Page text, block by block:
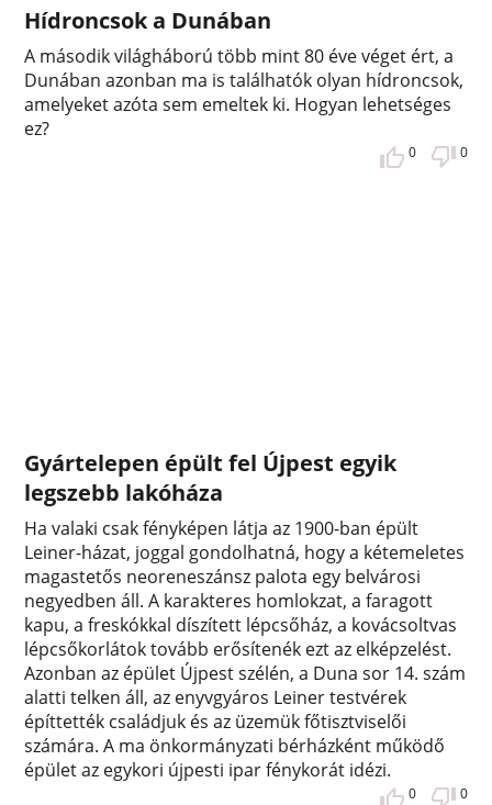
Hídroncsok a Dunában
A második világháború több mint 80 éve véget ért, a
Dunában azonban ma is találhatók olyan hídroncsok,
amelyeket azóta sem emeltek ki. Hogyan lehetséges
ez?
0 0
Gyártelepen épült fel Újpest egyik
legszebb lakóháza
Ha valaki csak fényképen látja az 1900-ban épült
Leiner-házat, joggal gondolhatná, hogy a kétemeletes
magastetős neoreneszánsz palota egy belvárosi
negyedben áll. A karakteres homlokzat, a faragott
kapu, a freskókkal díszített lépcsőház, a kovácsoltvas
lépcsőkorlátok tovább erősítenék ezt az elképzelést.
Azonban az épület Újpest szélén, a Duna sor 14. szám
alatti telken áll, az enyvgyáros Leiner testvérek
építtették családjuk és az üzemük főtisztviselői
számára. A ma önkormányzati bérházként működő
épület az egykori újpesti ipar fénykorát idézi.
0 0